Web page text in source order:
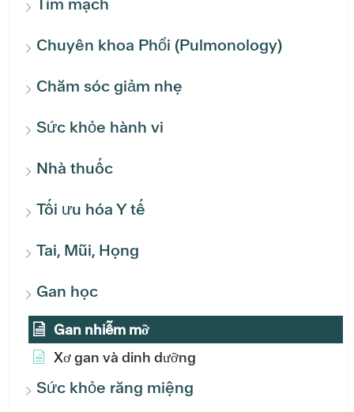
Chuyên khoa Phổi (Pulmonology)
Chăm sóc giảm nhẹ
Sức khỏe hành vi
Nhà thuốc
Tối ưu hóa Y tế
Tai, Mũi, Họng
Gan học
Gan nhiễm mỡ
Xơ gan và dinh dưỡng
Sức khỏe răng miệng